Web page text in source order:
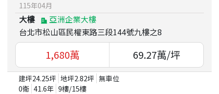
115年04月
大樓
亞洲企業大樓
台北市松山區民權東路三段144號九樓之8
1,680萬 69.27萬/坪
建坪24.25坪 地坪2.82坪 無車位
0衛 41.6年 9樓/15樓